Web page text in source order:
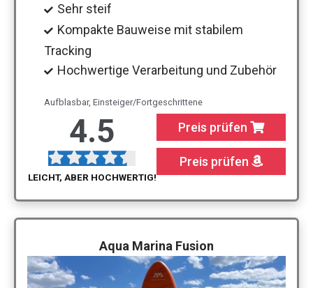
Sehr steif
Kompakte Bauweise mit stabilem
Tracking
Hochwertige Verarbeitung und Zubehör
Aufblasbar, Einsteiger/Fortgeschrittene
4.5
LEICHT, ABER HOCHWERTIG!
Preis prüfen
Preis prüfen
Aqua Marina Fusion